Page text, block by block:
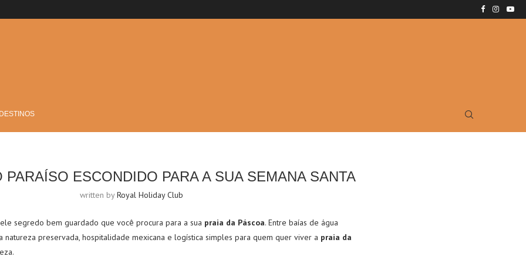
PARAÍSO ESCONDIDO PARA A SUA SEMANA SANTA
written byRoyal Holiday Club
segredo bem guardado que você procura para a sua praia da Páscoa. Entre baías de água
natureza preservada, hospitalidade mexicana e logística simples para quem quer viver a praia da